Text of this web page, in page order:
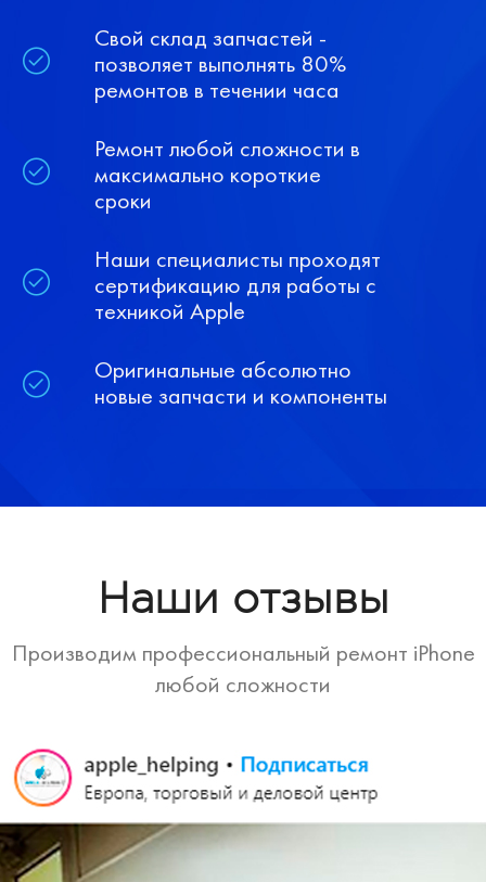
Свой склад запчастей -
позволяет выполнять 80%
ремонтов в течении часа
Ремонт любой сложности в
максимально короткие
сроки
Наши специалисты проходят
сертификацию для работы с
техникой Apple
Оригинальные абсолютно
новые запчасти и компоненты
Наши отзывы
Производим профессиональный ремонт iPhone
любой сложности